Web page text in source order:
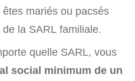
mariés ou pacsés
la SARL familiale.
quelle SARL, vous
social minimum de un